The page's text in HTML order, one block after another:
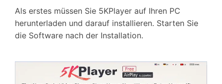
Als erstes müssen Sie 5KPlayer auf Ihren PC
herunterladen und darauf installieren. Starten Sie
die Software nach der Installation.